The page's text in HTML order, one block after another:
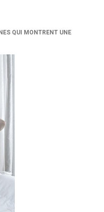
QUI MONTRENT UNE